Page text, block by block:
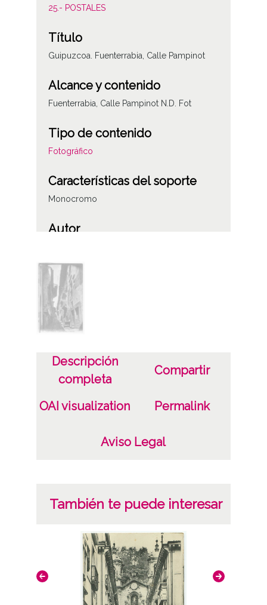
25.- POSTALES
Título
Guipuzcoa. Fuenterrabia, Calle Pampinot
Alcance y contenido
Fuenterrabia, Calle Pampinot N.D. Fot
Tipo de contenido
Fotográfico
Características del soporte
Monocromo
Autor
Notas
Sello en el reverso de 5 centimos con el
rostro de Alfonso XIII niño.
Calle Pampinot; Fuenterrabía; Guipúzcoa ;
1 Fotografía(s) Tarjeta Postal Papel (colotipo)
Descripción
completa
Compartir
OAI visualization Permalink
Aviso Legal
También te puede interesar